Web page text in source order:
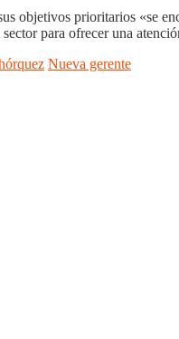
objetivos prioritarios «se
para ofrecer una
Nueva gerente